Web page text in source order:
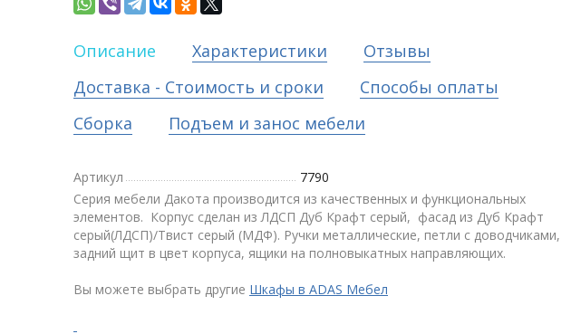
Описание Характеристики
Отзывы
Доставка - Стоимость и сроки
Способы оплаты
Сборка
Подъем и занос мебели
Артикул
7790
Серия мебели Дакота производится из качественных и функциональных
элементов. Корпус сделан из ЛДСП Дуб Крафт серый, фасад из Дуб Крафт
серый(ЛДСП)/Твист серый (МДФ). Ручки металлические, петли с доводчиками,
задний щит в цвет корпуса, ящики на полновыкатных направляющих.
Вы можете выбрать другие Шкафы в ADAS Мебел